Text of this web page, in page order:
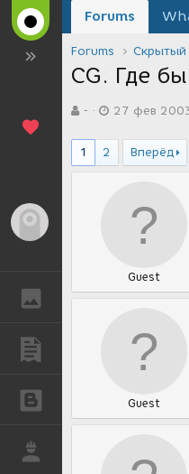
ГАЛЕРЕЯ
ПУБЛИКАЦИИ
Forums
Forums Скрытый
CG. Где
в
о
р
-
а
с
27 фев
1 2 Вперёд
Guest
Guest